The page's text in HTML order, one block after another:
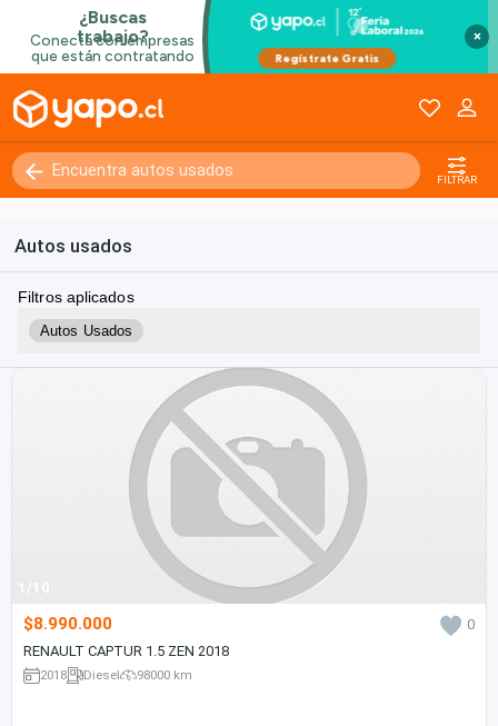
×
FILTRAR
Autos usados
Filtros aplicados
Autos Usados
1/10
$8.990.000
0
RENAULT CAPTUR 1.5 ZEN 2018
2018 Diesel 98000 km